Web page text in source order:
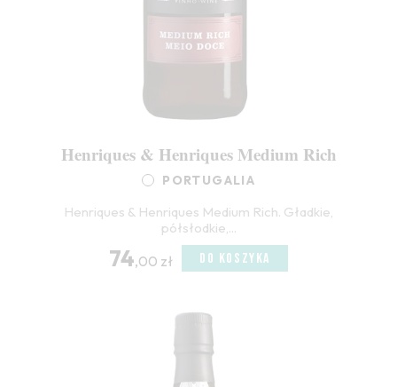
Henriques & Henriques Medium Rich
PORTUGALIA
Henriques & Henriques Medium Rich. Gładkie,
półsłodkie,...
74,00 zł DO KOSZYKA